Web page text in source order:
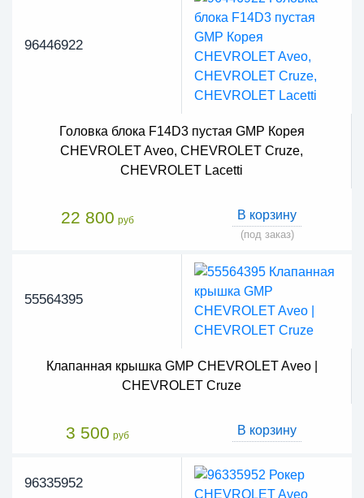
96446922
Головка блока F14D3 пустая GMP Корея
CHEVROLET Aveo, CHEVROLET Cruze,
CHEVROLET Lacetti
22 800 руб В корзину
(под заказ)
55564395
Клапанная крышка GMP CHEVROLET Aveo |
CHEVROLET Cruze
3 500 руб В корзину
96335952